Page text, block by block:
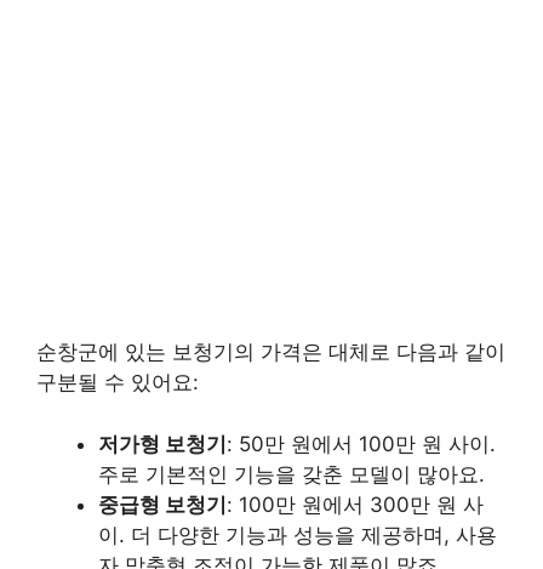
순창군에 있는 보청기의 가격은 대체로 다음과 같이
구분될 수 있어요:
저가형 보청기: 50만 원에서 100만 원 사이.
주로 기본적인 기능을 갖춘 모델이 많아요.
중급형 보청기: 100만 원에서 300만 원 사
이. 더 다양한 기능과 성능을 제공하며, 사용